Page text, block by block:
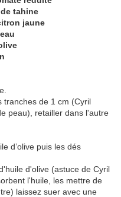
tahine
jaune
tranches de 1 cm (Cyril
peau), retailler dans l'autre
d’olive puis les dés
d'olive (astuce de Cyril
l'huile, les mettre de
laissez suer avec une